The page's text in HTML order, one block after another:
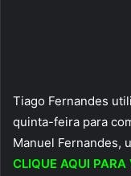
Tiago Fernandes
quinta-feira para
Manuel Fernandes,
CLIQUE AQUI PARA